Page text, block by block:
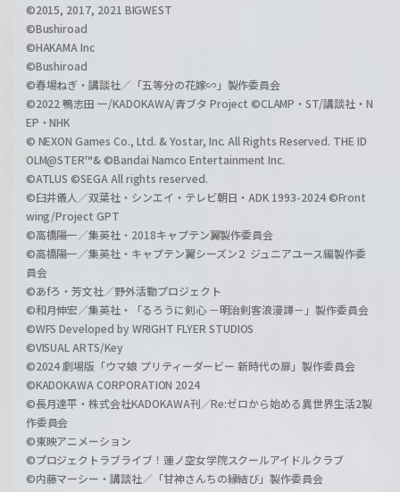
©2015, 2017, 2021 BIGWEST
©Bushiroad
©HAKAMA Inc
©Bushiroad
©春場ねぎ・講談社／「五等分の花嫁∽」製作委員会
©2022 鴨志田 一/KADOKAWA/青ブタ Project ©CLAMP・ST/講談社・N
EP・NHK
© NEXON Games Co., Ltd. & Yostar, Inc. All Rights Reserved. THE ID
OLM@STER™& ©Bandai Namco Entertainment Inc.
©ATLUS ©SEGA All rights reserved.
©臼井儀人／双葉社・シンエイ・テレビ朝日・ADK 1993-2024 ©Front
wing/Project GPT
©高橋陽一／集英社・2018キャプテン翼製作委員会
©高橋陽一／集英社・キャプテン翼シーズン２ ジュニアユース編製作委
員会
©あfろ・芳文社／野外活動プロジェクト
©和月伸宏／集英社・「るろうに剣心 －明治剣客浪漫譚－」製作委員会
©WFS Developed by WRIGHT FLYER STUDIOS
©VISUAL ARTS/Key
©2024 劇場版「ウマ娘 プリティーダービー 新時代の扉」製作委員会
©KADOKAWA CORPORATION 2024
©長月達平・株式会社KADOKAWA刊／Re:ゼロから始める異世界生活2製
作委員会
©東映アニメーション
©プロジェクトラブライブ！蓮ノ空女学院スクールアイドルクラブ
©内藤マーシー・講談社／「甘神さんちの縁結び」製作委員会